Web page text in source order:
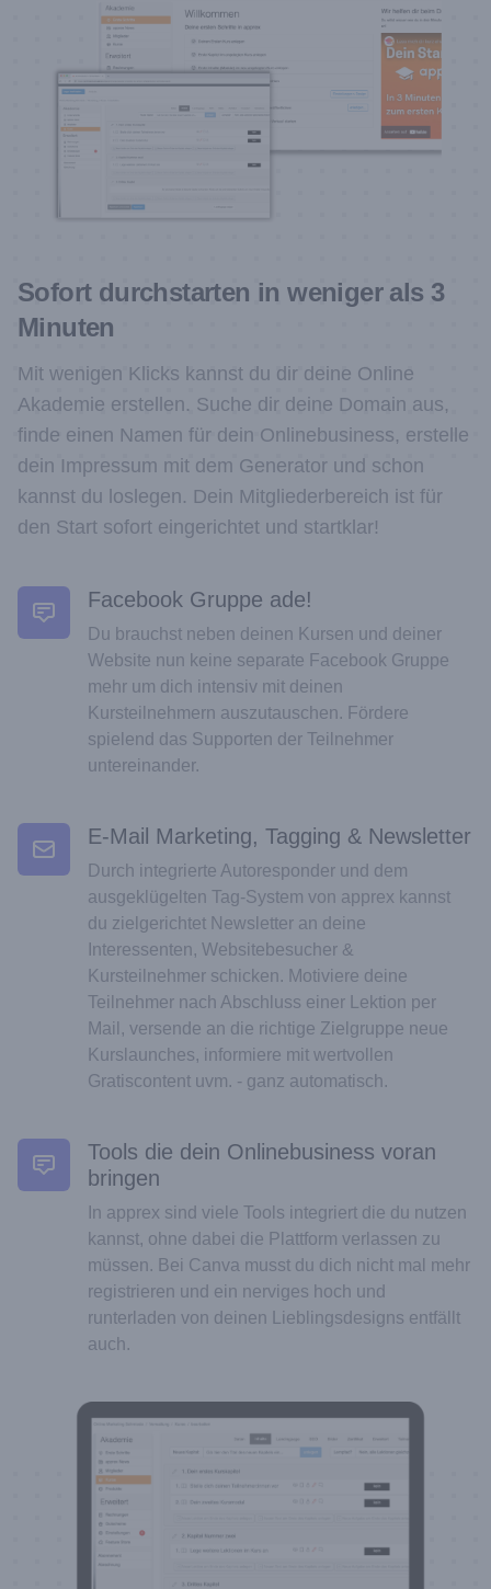
Sofort durchstarten in weniger als 3
Minuten
Mit wenigen Klicks kannst du dir deine Online
Akademie erstellen. Suche dir deine Domain aus,
finde einen Namen für dein Onlinebusiness, erstelle
dein Impressum mit dem Generator und schon
kannst du loslegen. Dein Mitgliederbereich ist für
den Start sofort eingerichtet und startklar!
Facebook Gruppe ade!
Du brauchst neben deinen Kursen und deiner
Website nun keine separate Facebook Gruppe
mehr um dich intensiv mit deinen
Kursteilnehmern auszutauschen. Fördere
spielend das Supporten der Teilnehmer
untereinander.
E-Mail Marketing, Tagging & Newsletter
Durch integrierte Autoresponder und dem
ausgeklügelten Tag-System von apprex kannst
du zielgerichtet Newsletter an deine
Interessenten, Websitebesucher &
Kursteilnehmer schicken. Motiviere deine
Teilnehmer nach Abschluss einer Lektion per
Mail, versende an die richtige Zielgruppe neue
Kurslaunches, informiere mit wertvollen
Gratiscontent uvm. - ganz automatisch.
Tools die dein Onlinebusiness voran
bringen
In apprex sind viele Tools integriert die du nutzen
kannst, ohne dabei die Plattform verlassen zu
müssen. Bei Canva musst du dich nicht mal mehr
registrieren und ein nerviges hoch und
runterladen von deinen Lieblingsdesigns entfällt
auch.